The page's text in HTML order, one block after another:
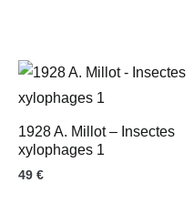
1928 A. Millot – Insectes
xylophages 1
49 €